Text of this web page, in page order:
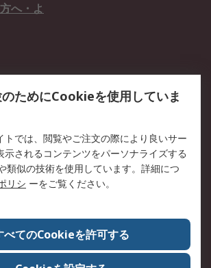
へ・よ
採用情報
お知ら
コーポレートサイト
RSの歴史
（英語）
認証について
ためにCookieを使用していま
トでは、閲覧やご注文の際により良いサー
示されるコンテンツをパーソナライズする
類似の技術を使用しています。詳細につ
リシ ーをご覧ください。
べてのCookieを許可する